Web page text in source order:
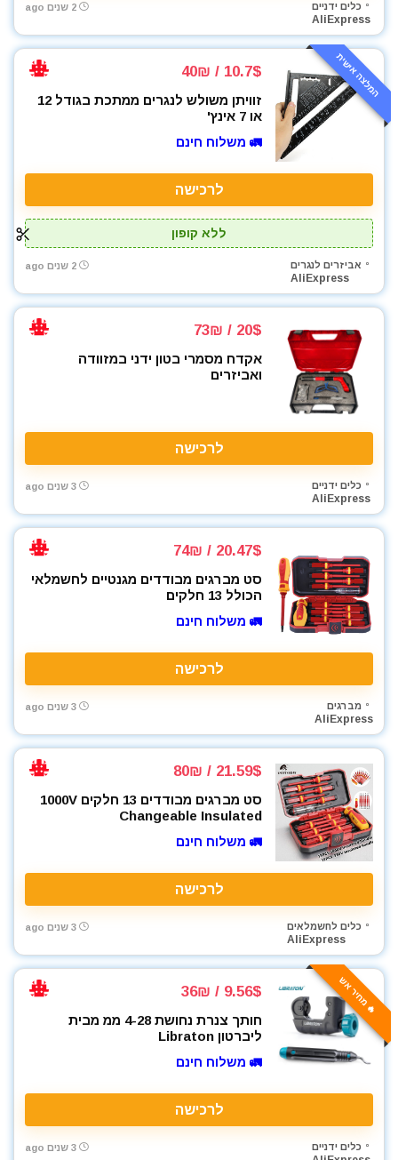
כלים ידניים
AliExpress
2 שנים ago
המלצה אישית 10.7$ / 40₪
זוויתן משולש לנגרים ממתכת בגודל 12
או 7 אינץ'
🚛 משלוח חינם
לרכישה
ללא קופון
אביזרים לנגרים
AliExpress
2 שנים ago
20$ / 73₪
אקדח מסמרי בטון ידני במזוודה
ואביזרים
לרכישה
כלים ידניים
AliExpress
3 שנים ago
20.47$ / 74₪
סט מברגים מבודדים מגנטיים לחשמלאי
הכולל 13 חלקים
🚛 משלוח חינם
לרכישה
מברגים
AliExpress
3 שנים ago
21.59$ / 80₪
סט מברגים מבודדים 13 חלקים 1000V
Changeable Insulated
🚛 משלוח חינם
לרכישה
כלים לחשמלאים
AliExpress
3 שנים ago
🔥 מחיר אש 9.56$ / 36₪
חותך צנרת נחושת 4-28 ממ מבית
ליברטון Libraton
🚛 משלוח חינם
לרכישה
כלים ידניים 3 שנים ago